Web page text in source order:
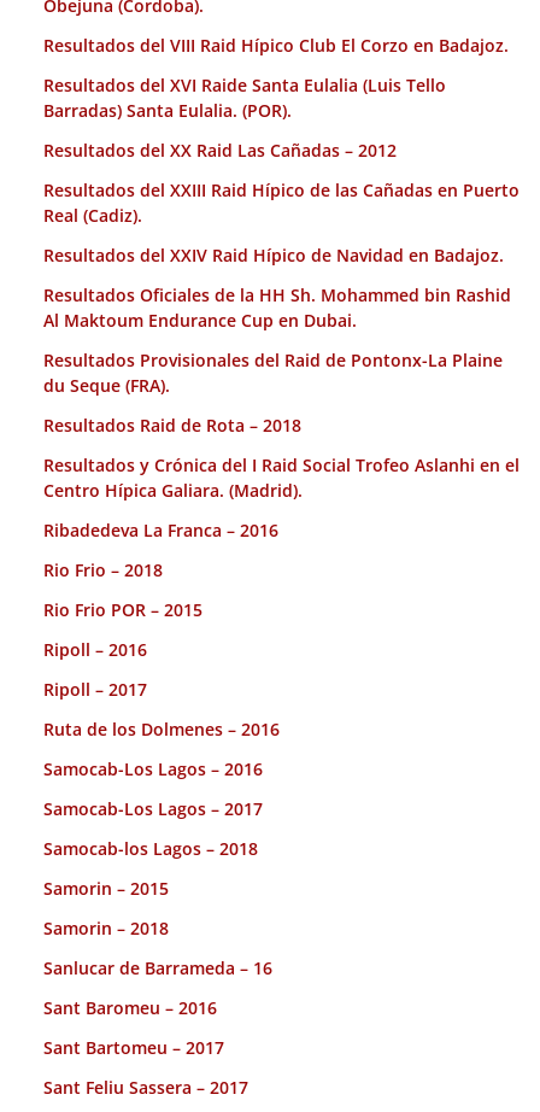
Obejuna (Cordoba).
Resultados del VIII Raid Hípico Club El Corzo en Badajoz.
Resultados del XVI Raide Santa Eulalia (Luis Tello
Barradas) Santa Eulalia. (POR).
Resultados del XX Raid Las Cañadas – 2012
Resultados del XXIII Raid Hípico de las Cañadas en Puerto
Real (Cadiz).
Resultados del XXIV Raid Hípico de Navidad en Badajoz.
Resultados Oficiales de la HH Sh. Mohammed bin Rashid
Al Maktoum Endurance Cup en Dubai.
Resultados Provisionales del Raid de Pontonx-La Plaine
du Seque (FRA).
Resultados Raid de Rota – 2018
Resultados y Crónica del I Raid Social Trofeo Aslanhi en el
Centro Hípica Galiara. (Madrid).
Ribadedeva La Franca – 2016
Rio Frio – 2018
Rio Frio POR – 2015
Ripoll – 2016
Ripoll – 2017
Ruta de los Dolmenes – 2016
Samocab-Los Lagos – 2016
Samocab-Los Lagos – 2017
Samocab-los Lagos – 2018
Samorin – 2015
Samorin – 2018
Sanlucar de Barrameda – 16
Sant Baromeu – 2016
Sant Bartomeu – 2017
Sant Feliu Sassera – 2017